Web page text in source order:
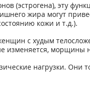
(эстрогена), эту
жира могут
кожи и т.д.).
с худым
изменяется, морщины
нагрузки. Они